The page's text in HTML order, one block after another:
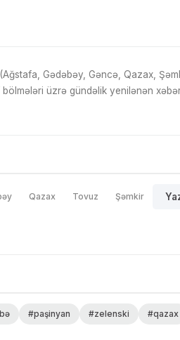
(Ağstafa, Gədəbəy, Gəncə, Qazax,
üzrə gündəlik yenilənən
Qazax Tovuz Şəmkir
#paşinyan #zelenski #qazax